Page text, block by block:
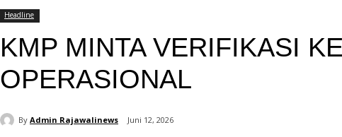
Headline
KMP MINTA VERIFIKASI
OPERASIONAL
By Admin Rajawalinews Juni 12, 2026